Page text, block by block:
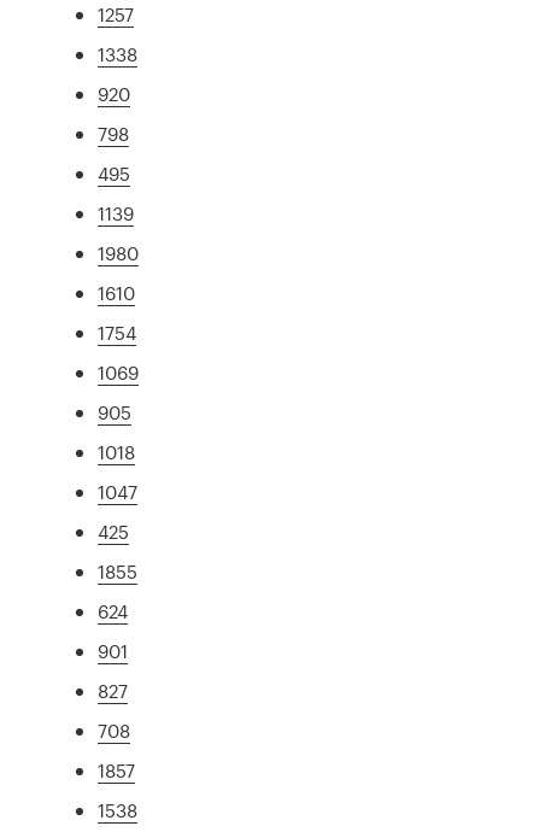
1257
1338
920
798
495
1139
1980
1610
1754
1069
905
1018
1047
425
1855
624
901
827
708
1857
1538